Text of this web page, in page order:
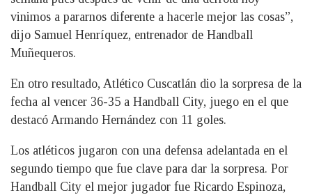
vinimos a pararnos diferente a hacerle mejor las cosas”,
dijo Samuel Henríquez, entrenador de Handball
Muñequeros.
En otro resultado, Atlético Cuscatlán dio la sorpresa de la
fecha al vencer 36-35 a Handball City, juego en el que
destacó Armando Hernández con 11 goles.
Los atléticos jugaron con una defensa adelantada en el
segundo tiempo que fue clave para dar la sorpresa. Por
Handball City el mejor jugador fue Ricardo Espinoza,